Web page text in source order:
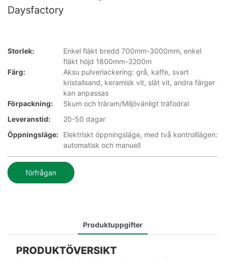
Daysfactory
Storlek:
Enkel fläkt bredd 700mm-3000mm, enkel
fläkt höjd 1800mm-3200m
Färg:
Aksu pulverlackering: grå, kaffe, svart
kristallsand, keramisk vit, slät vit, andra färger
kan anpassas
Förpackning:
Skum och träram/Miljövänligt träfodral
Leveranstid:
20-50 dagar
Öppningsläge:
Elektriskt öppningsläge, med två kontrolllägen:
automatisk och manuell
förfrågan
Produktuppgifter
PRODUKTÖVERSIKT